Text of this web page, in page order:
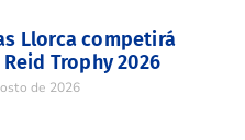
Llorca competirá
Trophy 2026
de 2026